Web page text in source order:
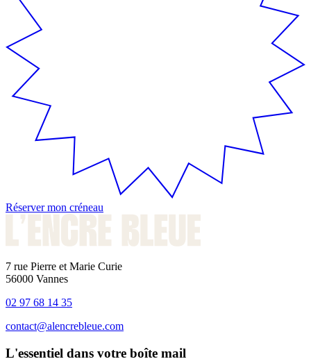
Réserver mon créneau
7 rue Pierre et Marie Curie
56000 Vannes
02 97 68 14 35
contact@alencrebleue.com
L'essentiel dans votre boîte mail